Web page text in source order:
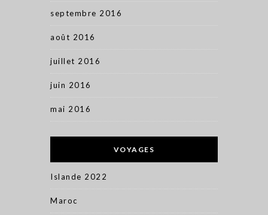
septembre 2016
août 2016
juillet 2016
juin 2016
mai 2016
VOYAGES
Islande 2022
Maroc